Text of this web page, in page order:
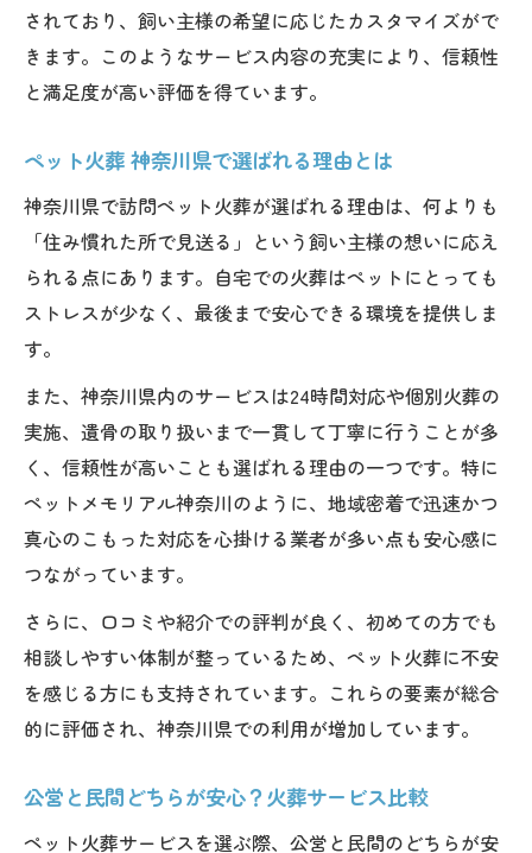
されており、飼い主様の希望に応じたカスタマイズがで
きます。このようなサービス内容の充実により、信頼性
と満足度が高い評価を得ています。
ペット火葬 神奈川県で選ばれる理由とは
神奈川県で訪問ペット火葬が選ばれる理由は、何よりも
「住み慣れた所で見送る」という飼い主様の想いに応え
られる点にあります。自宅での火葬はペットにとっても
ストレスが少なく、最後まで安心できる環境を提供しま
す。
また、神奈川県内のサービスは24時間対応や個別火葬の
実施、遺骨の取り扱いまで一貫して丁寧に行うことが多
く、信頼性が高いことも選ばれる理由の一つです。特に
ペットメモリアル神奈川のように、地域密着で迅速かつ
真心のこもった対応を心掛ける業者が多い点も安心感に
つながっています。
さらに、口コミや紹介での評判が良く、初めての方でも
相談しやすい体制が整っているため、ペット火葬に不安
を感じる方にも支持されています。これらの要素が総合
的に評価され、神奈川県での利用が増加しています。
公営と民間どちらが安心？火葬サービス比較
ペット火葬サービスを選ぶ際、公営と民間のどちらが安